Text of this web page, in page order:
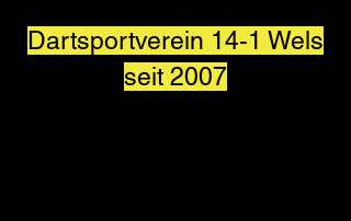
Dartsportverein 14-1 Wels
seit 2007